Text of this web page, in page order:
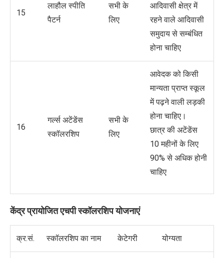
15
लाहौल स्पीति
पैटर्न
सभी के
लिए
आदिवासी क्षेत्र में
रहने वाले आदिवासी
समुदाय से सम्बंधित
होना चाहिए
16
गर्ल्स अटेंडेंस
स्कॉलरशिप
सभी के
लिए
आवेदक को किसी
मान्यता प्राप्त स्कूल
में पढ़ने वाली लड़की
होना चाहिए।
छात्र की अटेंडेंस
10 महीनों के लिए
90% से अधिक होनी
चाहिए
केंद्रप्रायोजितएचपीस्कॉलरशिपयोजनाएं
क्र.सं. स्कॉलरशिप का नाम केटेगरी योग्यता